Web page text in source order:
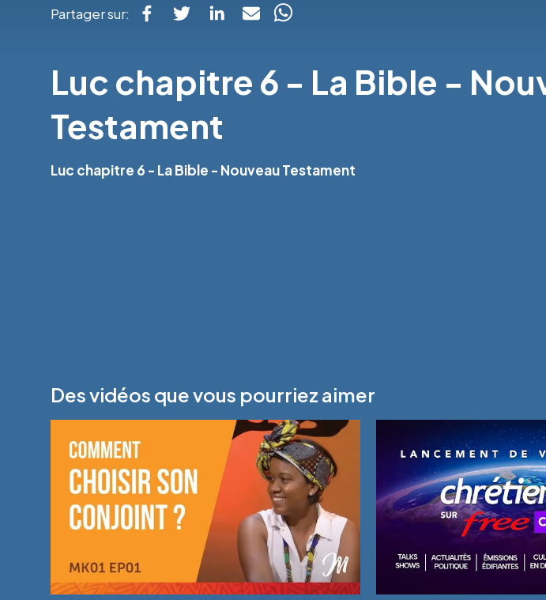
Partager sur:
Luc chapitre 6 - La Bible -
Testament
Luc chapitre 6 - La Bible - Nouveau Testament
Des vidéos que vous pourriez aimer